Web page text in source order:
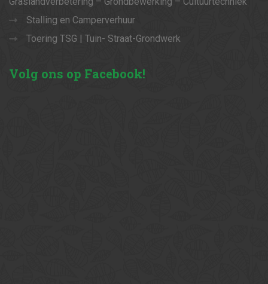
Stalling en Camperverhuur
Toering TSG | Tuin- Straat-Grondwerk
Volg ons op Facebook!